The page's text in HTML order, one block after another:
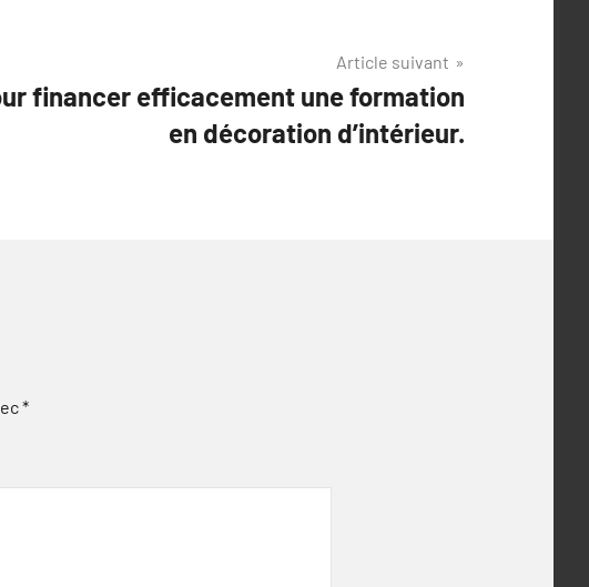
Article suivant
financer efficacement une formation
en décoration d’intérieur.
*